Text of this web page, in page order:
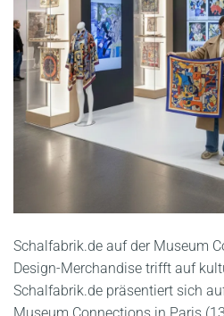
Schalfabrik.de auf der Museum
Design-Merchandise trifft auf
Schalfabrik.de präsentiert sich
Museum Connections in Paris